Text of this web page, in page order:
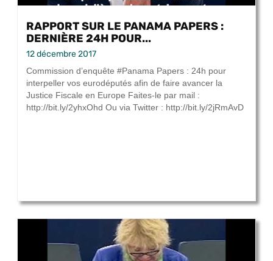
RAPPORT SUR LE PANAMA PAPERS :
DERNIÈRE 24H POUR...
12 décembre 2017
Commission d’enquête #Panama Papers : 24h pour
interpeller vos eurodéputés afin de faire avancer la
Justice Fiscale en Europe Faites-le par mail :
http://bit.ly/2yhxOhd Ou via Twitter : http://bit.ly/2jRmAvD